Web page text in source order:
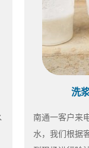
洗
南通一客户来
水，我们根据